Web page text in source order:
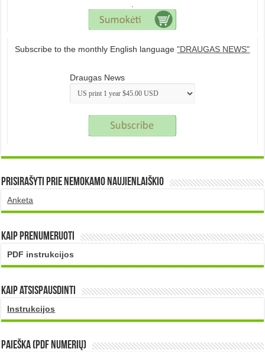
Subscribe to the monthly English language"DRAUGAS NEWS"
Draugas News
Prisirašyti prie nemokamo naujienlaiškio
Anketa
Kaip prenumeruoti
PDF instrukcijos
Kaip atsispausdinti
Instrukcijos
PAIEŠKA (PDF numerių)